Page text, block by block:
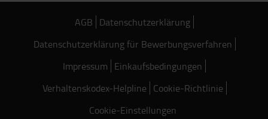
AGB Datenschutzerklärung
Datenschutzerklärung für Bewerbungsverfahren
Impressum Einkaufsbedingungen
Verhaltenskodex-Helpline Cookie-Richtlinie
Cookie-Einstellungen